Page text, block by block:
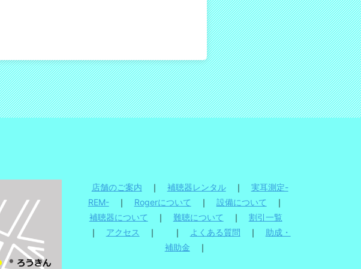
店舗のご案内 ｜ 補聴器レンタル｜ 実耳測定-
REM-｜ Rogerについて ｜ 設備について ｜
補聴器について ｜ 難聴について ｜ 割引一覧
｜ アクセス ｜ ｜ よくある質問 ｜ 助成・
補助金 ｜